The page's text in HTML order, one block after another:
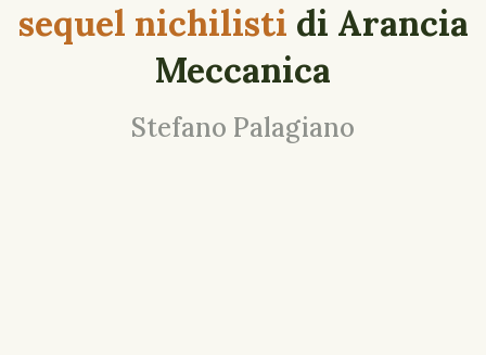
sequel nichilisti di Arancia
Meccanica
Stefano Palagiano